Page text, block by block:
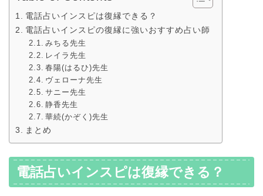
電話占いインスピは復縁できる？
電話占いインスピの復縁に強いおすすめ占い師
みちる先生
レイラ先生
春陽(はるひ)先生
ヴェローナ先生
サニー先生
静香先生
華続(かぞく)先生
まとめ
電話占いインスピは復縁できる？